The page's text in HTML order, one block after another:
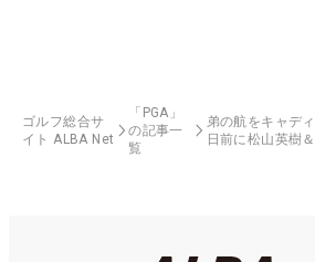
ゴルフ総合サ
イト ALBA Net
「PGA」
の記事一
覧
弟の航をキャデ
日前に松山英樹